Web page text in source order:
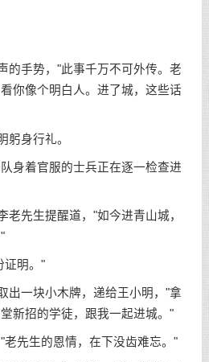
的手势，"此事千万不可外传。老
你像个明白人。进了城，这些话
躬身行礼。
身着官服的士兵正在逐一检查进
老先生提醒道，"如今进青山城，
证明。"
出一块小木牌，递给王小明，"拿
新招的学徒，跟我一起进城。"
老先生的恩情，在下没齿难忘。"